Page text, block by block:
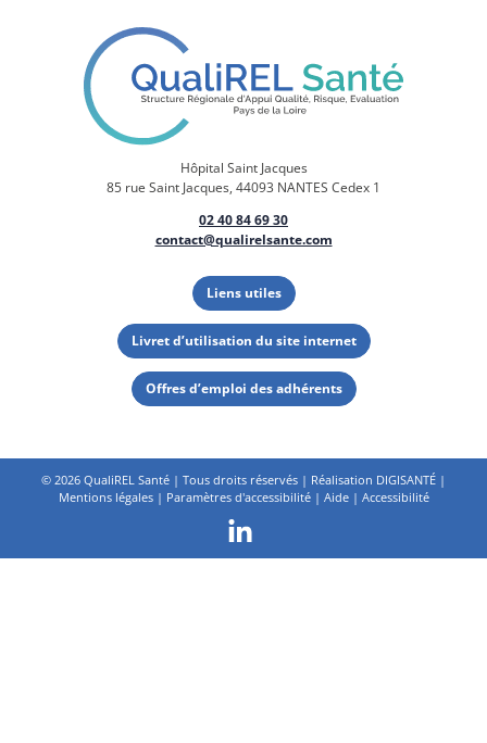
Hôpital Saint Jacques
85 rue Saint Jacques, 44093 NANTES Cedex 1
02 40 84 69 30
contact@qualirelsante.com
Liens utiles
Livret d’utilisation du site internet
Offres d’emploi des adhérents
© 2026 QualiREL Santé | Tous droits réservés | Réalisation DIGISANTÉ |
Mentions légales| Paramètres d'accessibilité| Aide| Accessibilité